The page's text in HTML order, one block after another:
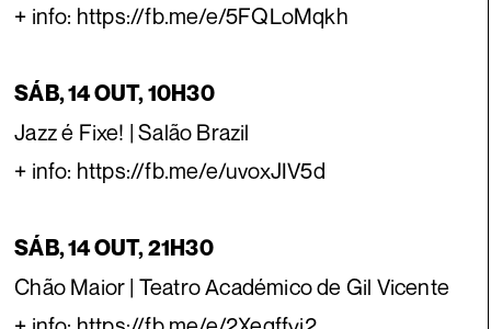
+ info: https://fb.me/e/5FQLoMqkh
SÁB, 14 OUT, 10H30
Jazz é Fixe! | Salão Brazil
+ info: https://fb.me/e/uvoxJIV5d
SÁB, 14 OUT, 21H30
Chão Maior | Teatro Académico de Gil Vicente